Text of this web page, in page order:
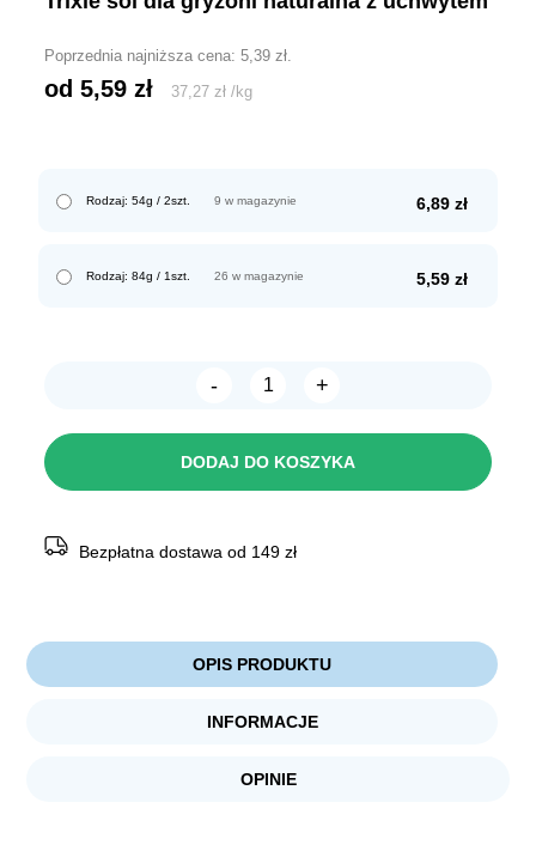
Poprzednia najniższa cena:5,39zł.
od 5,59zł 37,27zł /kg
Rodzaj: 54g / 2szt. 6,89 zł
9 w magazynie
Rodzaj: 84g / 1szt. 5,59 zł
26 w magazynie
-
ilość
gryzoni
+
DODAJ DO KOSZYKA
Bezpłatna dostawa od 149 zł
OPIS PRODUKTU
INFORMACJE
OPINIE